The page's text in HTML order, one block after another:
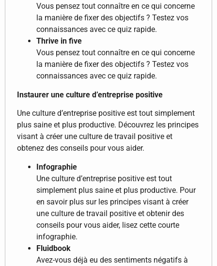
Vous pensez tout connaître en ce qui concerne
la manière de fixer des objectifs ? Testez vos
connaissances avec ce quiz rapide.
Thrive in five
Vous pensez tout connaître en ce qui concerne
la manière de fixer des objectifs ? Testez vos
connaissances avec ce quiz rapide.
Instaurer une culture d’entreprise positive
Une culture d’entreprise positive est tout simplement
plus saine et plus productive. Découvrez les principes
visant à créer une culture de travail positive et
obtenez des conseils pour vous aider.
Infographie
Une culture d’entreprise positive est tout
simplement plus saine et plus productive. Pour
en savoir plus sur les principes visant à créer
une culture de travail positive et obtenir des
conseils pour vous aider, lisez cette courte
infographie.
Fluidbook
Avez-vous déjà eu des sentiments négatifs à